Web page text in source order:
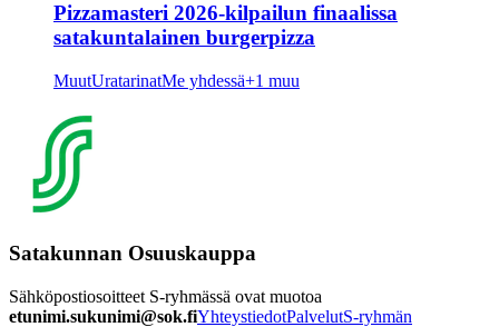
Pizzamasteri 2026-kilpailun finaalissa
satakuntalainen burgerpizza
MuutUratarinatMe yhdessä+1 muu
Satakunnan Osuuskauppa
Sähköpostiosoitteet S-ryhmässä ovat muotoa
etunimi.sukunimi@sok.fiYhteystiedotPalvelutS-ryhmän